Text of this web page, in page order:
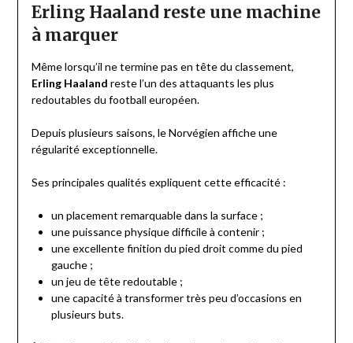
Erling Haaland reste une machine
à marquer
Même lorsqu’il ne termine pas en tête du classement,
Erling Haaland reste l’un des attaquants les plus
redoutables du football européen.
Depuis plusieurs saisons, le Norvégien affiche une
régularité exceptionnelle.
Ses principales qualités expliquent cette efficacité :
un placement remarquable dans la surface ;
une puissance physique difficile à contenir ;
une excellente finition du pied droit comme du pied
gauche ;
un jeu de tête redoutable ;
une capacité à transformer très peu d’occasions en
plusieurs buts.